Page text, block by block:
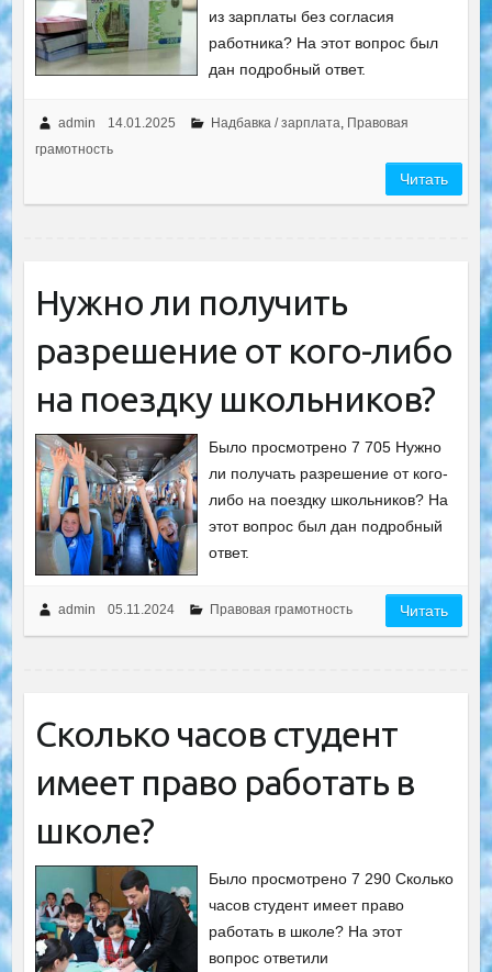
из зарплаты без согласия
работника? На этот вопрос был
дан подробный ответ.
admin 14.01.2025 Надбавка / зарплата, Правовая
грамотность
Читать
Нужно ли получить
разрешение от кого-либо
на поездку школьников?
Было просмотрено 7 705 Нужно
ли получать разрешение от кого-
либо на поездку школьников? На
этот вопрос был дан подробный
ответ.
admin 05.11.2024 Правовая грамотность Читать
Сколько часов студент
имеет право работать в
школе?
Было просмотрено 7 290 Сколько
часов студент имеет право
работать в школе? На этот
вопрос ответили